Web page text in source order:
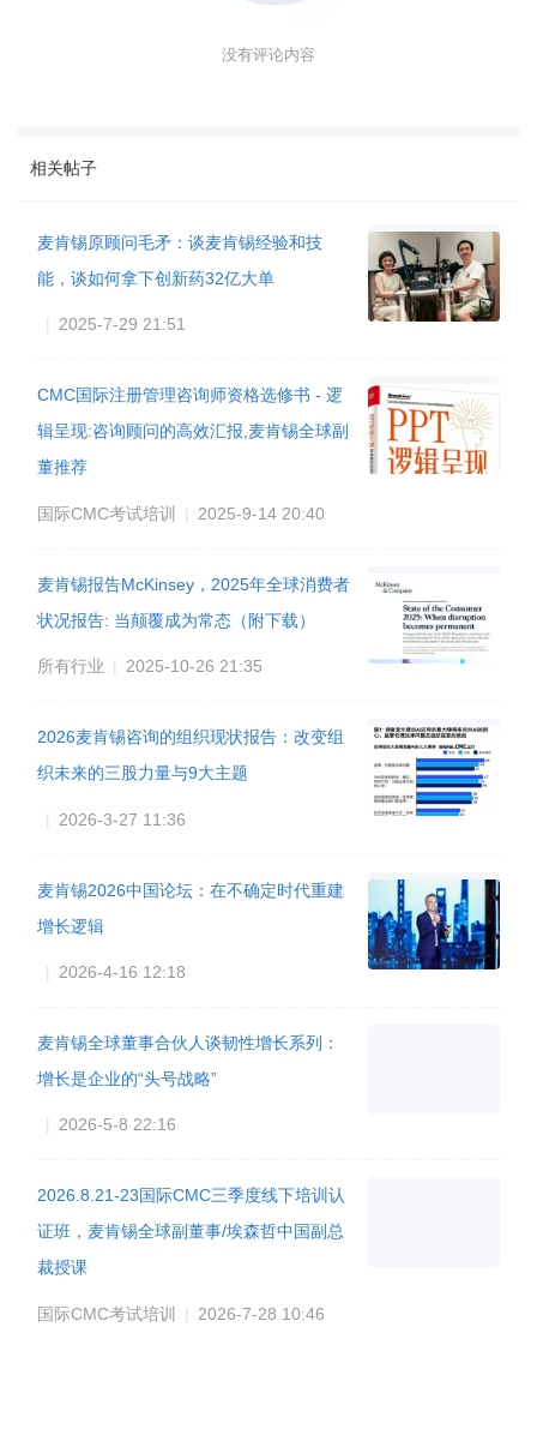
没有评论内容
相关帖子
麦肯锡原顾问毛矛：谈麦肯锡经验和技
能，谈如何拿下创新药32亿大单
| 2025-7-29 21:51
CMC国际注册管理咨询师资格选修书 - 逻
辑呈现:咨询顾问的高效汇报,麦肯锡全球副
董推荐
国际CMC考试培训 | 2025-9-14 20:40
麦肯锡报告McKinsey，2025年全球消费者
状况报告: 当颠覆成为常态（附下载）
所有行业 | 2025-10-26 21:35
2026麦肯锡咨询的组织现状报告：改变组
织未来的三股力量与9大主题
| 2026-3-27 11:36
麦肯锡2026中国论坛：在不确定时代重建
增长逻辑
| 2026-4-16 12:18
麦肯锡全球董事合伙人谈韧性增长系列：
增长是企业的“头号战略”
| 2026-5-8 22:16
2026.8.21-23国际CMC三季度线下培训认
证班，麦肯锡全球副董事/埃森哲中国副总
裁授课
国际CMC考试培训 | 2026-7-28 10:46